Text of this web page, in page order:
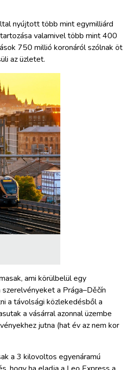
nyújtott több mint egymilliárd
valamivel több mint 400
750 millió koronáról szólnak öt
az üzletet.
ami körülbelül egy
a Prága–Děčín
a távolsági közlekedésből a
a vásárral azonnal üzembe
jutna (hat év az nem kor
a 3 kilovoltos egyenáramú